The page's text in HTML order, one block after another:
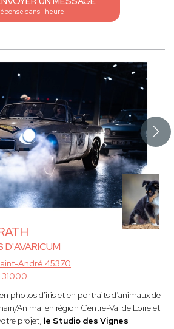
dans l'heure
D'AVARICUM
André 45370
31000
photos d'iris et en portraits d’animaux de
Animal en région Centre-Val de Loire et
projet, le Studio des Vignes